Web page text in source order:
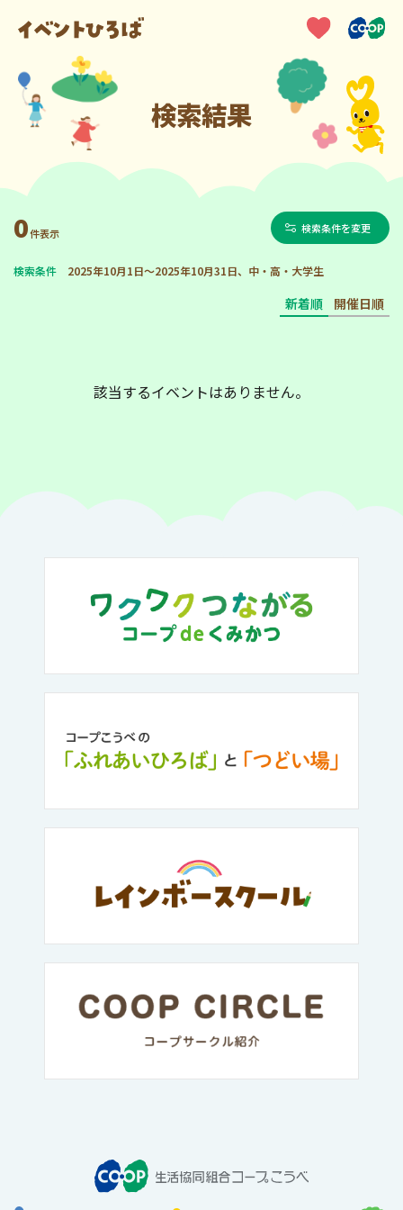
検索結果
0件表示 検索条件を変更
検索条件 2025年10月1日～2025年10月31日、中・高・大学生
新着順 開催日順
該当するイベントはありません。